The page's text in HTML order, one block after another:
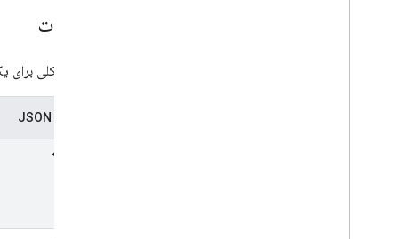
اطلاعات
اطلاعات کلی برای